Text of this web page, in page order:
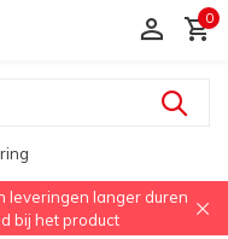
0
leveringen langer duren
bij het product